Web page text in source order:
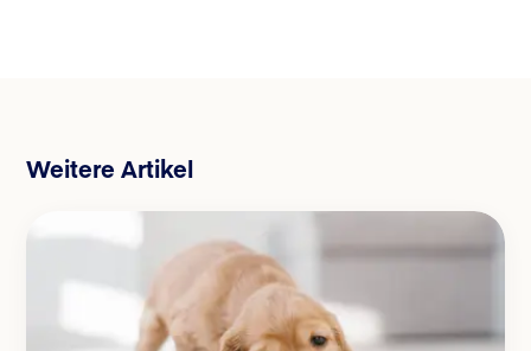
Weitere Artikel